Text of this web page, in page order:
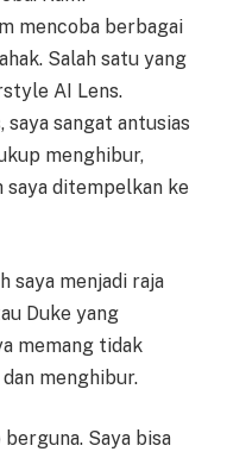
mencoba berbagai
Salah satu yang
AI Lens.
sangat antusias
menghibur,
ditempelkan ke
saya menjadi raja
Duke yang
memang tidak
menghibur.
Saya bisa